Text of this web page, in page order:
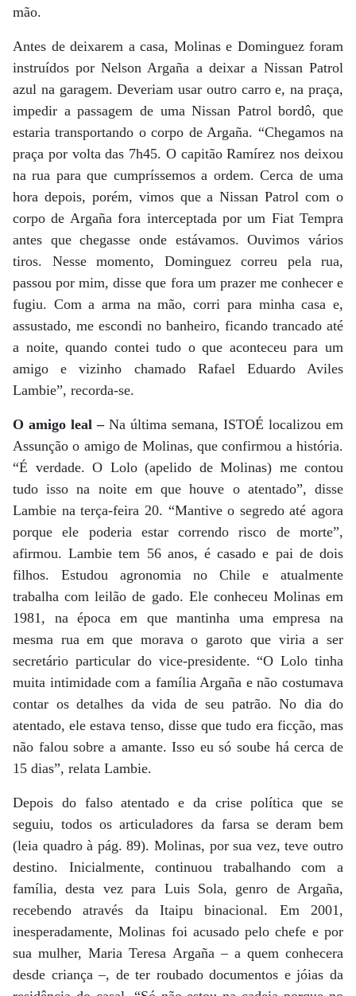
mão.
Antes de deixarem a casa, Molinas e Dominguez foram
instruídos por Nelson Argaña a deixar a Nissan Patrol
azul na garagem. Deveriam usar outro carro e, na praça,
impedir a passagem de uma Nissan Patrol bordô, que
estaria transportando o corpo de Argaña. “Chegamos na
praça por volta das 7h45. O capitão Ramírez nos deixou
na rua para que cumpríssemos a ordem. Cerca de uma
hora depois, porém, vimos que a Nissan Patrol com o
corpo de Argaña fora interceptada por um Fiat Tempra
antes que chegasse onde estávamos. Ouvimos vários
tiros. Nesse momento, Dominguez correu pela rua,
passou por mim, disse que fora um prazer me conhecer e
fugiu. Com a arma na mão, corri para minha casa e,
assustado, me escondi no banheiro, ficando trancado até
a noite, quando contei tudo o que aconteceu para um
amigo e vizinho chamado Rafael Eduardo Aviles
Lambie”, recorda-se.
O amigo leal –Na última semana, ISTOÉ localizou em
Assunção o amigo de Molinas, que confirmou a história.
“É verdade. O Lolo (apelido de Molinas) me contou
tudo isso na noite em que houve o atentado”, disse
Lambie na terça-feira 20. “Mantive o segredo até agora
porque ele poderia estar correndo risco de morte”,
afirmou. Lambie tem 56 anos, é casado e pai de dois
filhos. Estudou agronomia no Chile e atualmente
trabalha com leilão de gado. Ele conheceu Molinas em
1981, na época em que mantinha uma empresa na
mesma rua em que morava o garoto que viria a ser
secretário particular do vice-presidente. “O Lolo tinha
muita intimidade com a família Argaña e não costumava
contar os detalhes da vida de seu patrão. No dia do
atentado, ele estava tenso, disse que tudo era ficção, mas
não falou sobre a amante. Isso eu só soube há cerca de
15 dias”, relata Lambie.
Depois do falso atentado e da crise política que se
seguiu, todos os articuladores da farsa se deram bem
(leia quadro à pág. 89). Molinas, por sua vez, teve outro
destino. Inicialmente, continuou trabalhando com a
família, desta vez para Luis Sola, genro de Argaña,
recebendo através da Itaipu binacional. Em 2001,
inesperadamente, Molinas foi acusado pelo chefe e por
sua mulher, Maria Teresa Argaña – a quem conhecera
desde criança –, de ter roubado documentos e jóias da